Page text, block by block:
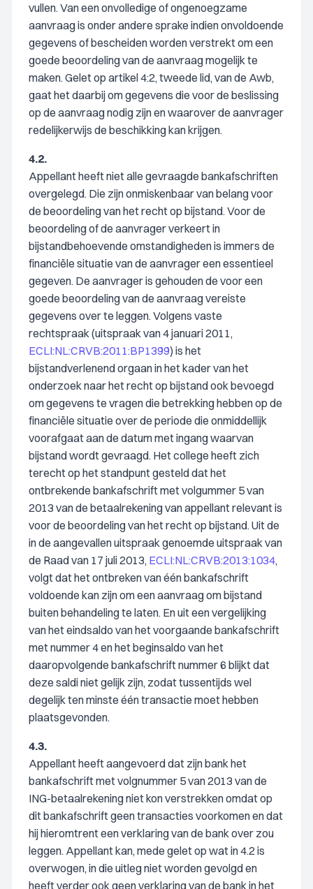
vullen. Van een onvolledige of ongenoegzame
aanvraag is onder andere sprake indien onvoldoende
gegevens of bescheiden worden verstrekt om een
goede beoordeling van de aanvraag mogelijk te
maken. Gelet op artikel 4:2, tweede lid, van de Awb,
gaat het daarbij om gegevens die voor de beslissing
op de aanvraag nodig zijn en waarover de aanvrager
redelijkerwijs de beschikking kan krijgen.
4.2.
Appellant heeft niet alle gevraagde bankafschriften
overgelegd. Die zijn onmiskenbaar van belang voor
de beoordeling van het recht op bijstand. Voor de
beoordeling of de aanvrager verkeert in
bijstandbehoevende omstandigheden is immers de
financiële situatie van de aanvrager een essentieel
gegeven. De aanvrager is gehouden de voor een
goede beoordeling van de aanvraag vereiste
gegevens over te leggen. Volgens vaste
rechtspraak (uitspraak van 4 januari 2011,
ECLI:NL:CRVB:2011:BP1399) is het
bijstandverlenend orgaan in het kader van het
onderzoek naar het recht op bijstand ook bevoegd
om gegevens te vragen die betrekking hebben op de
financiële situatie over de periode die onmiddellijk
voorafgaat aan de datum met ingang waarvan
bijstand wordt gevraagd. Het college heeft zich
terecht op het standpunt gesteld dat het
ontbrekende bankafschrift met volgummer 5 van
2013 van de betaalrekening van appellant relevant is
voor de beoordeling van het recht op bijstand. Uit de
in de aangevallen uitspraak genoemde uitspraak van
de Raad van 17 juli 2013, ECLI:NL:CRVB:2013:1034,
volgt dat het ontbreken van één bankafschrift
voldoende kan zijn om een aanvraag om bijstand
buiten behandeling te laten. En uit een vergelijking
van het eindsaldo van het voorgaande bankafschrift
met nummer 4 en het beginsaldo van het
daaropvolgende bankafschrift nummer 6 blijkt dat
deze saldi niet gelijk zijn, zodat tussentijds wel
degelijk ten minste één transactie moet hebben
plaatsgevonden.
4.3.
Appellant heeft aangevoerd dat zijn bank het
bankafschrift met volgnummer 5 van 2013 van de
ING-betaalrekening niet kon verstrekken omdat op
dit bankafschrift geen transacties voorkomen en dat
hij hieromtrent een verklaring van de bank over zou
leggen. Appellant kan, mede gelet op wat in 4.2 is
overwogen, in die uitleg niet worden gevolgd en
heeft verder ook geen verklaring van de bank in het